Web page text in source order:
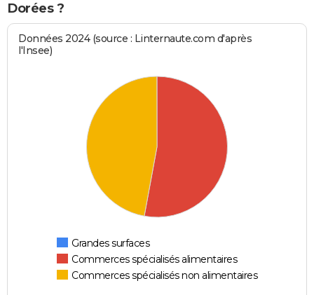
Dorées ?
Données 2024 (source : Linternaute.com d'après
l'Insee)
Grandes surfaces
Commerces spécialisés alimentaires
Commerces spécialisés non alimentaires